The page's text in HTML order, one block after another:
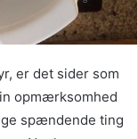
er det sider som
opmærksomhed
spændende ting